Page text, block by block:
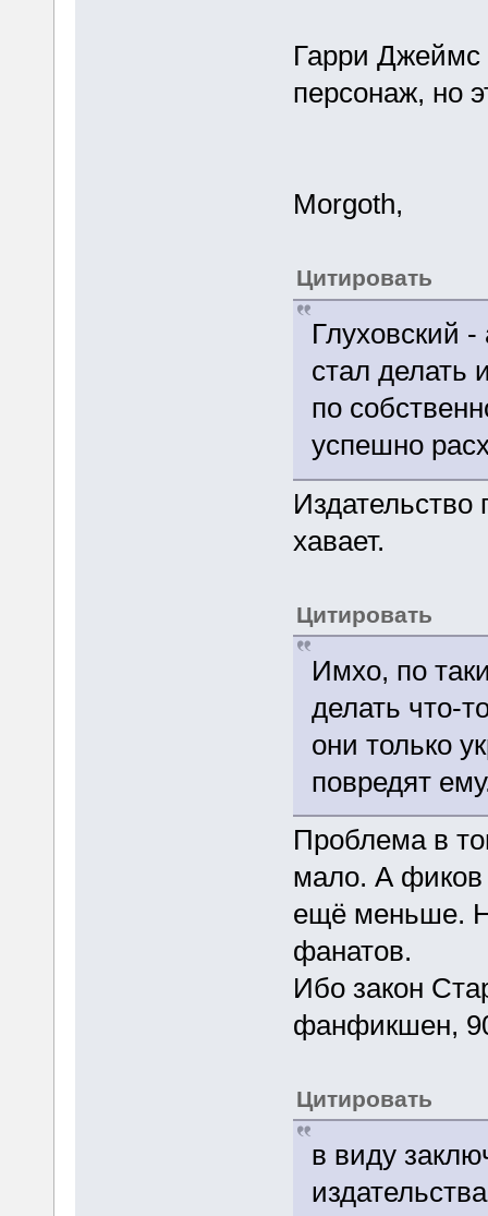
Гарри Джеймс
персонаж, но
Morgoth,
Цитировать
Глуховский
стал делать
по
успешно
Издательство
хавает.
Цитировать
Имхо, по
делать что-
они только
повредят
Проблема в
мало. А фиков
ещё меньше.
фанатов.
Ибо закон
фанфикшен,
Цитировать
в виду